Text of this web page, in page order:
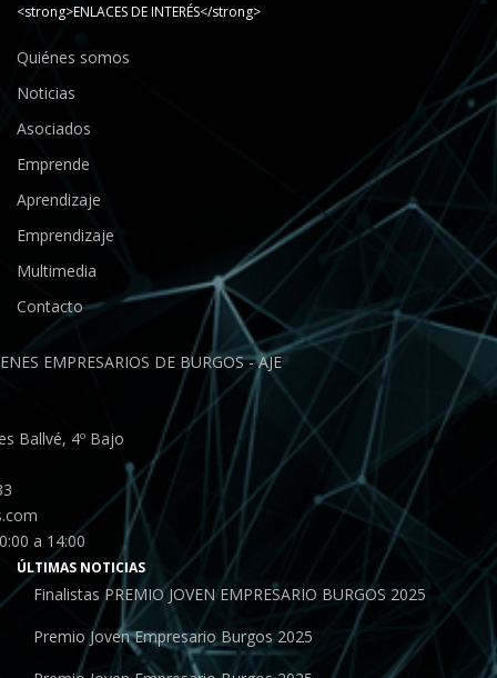
<strong>ENLACES DE INTERÉS</strong>
Quiénes somos
Noticias
Asociados
Emprende
Aprendizaje
Emprendizaje
Multimedia
Contacto
EMPRESARIOS DE BURGOS - AJE
Ballvé, 4º Bajo
a 14:00
ÚLTIMAS NOTICIAS
Finalistas PREMIO JOVEN EMPRESARIO BURGOS 2025
Premio Joven Empresario Burgos 2025